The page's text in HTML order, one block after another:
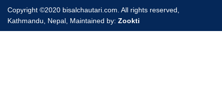
Copyright ©2020 bisalchautari.com. All rights reserved,
Kathmandu, Nepal, Maintained by: Zookti